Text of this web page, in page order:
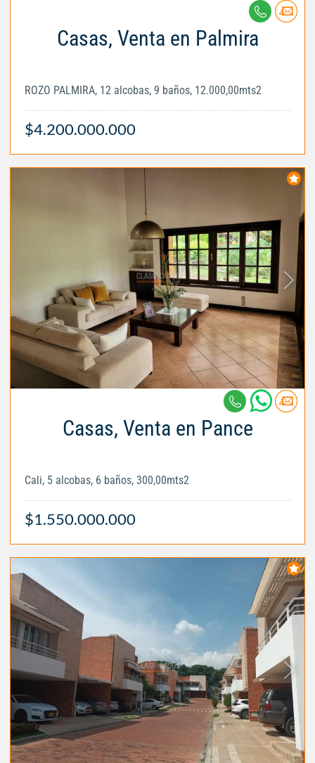
Casas, Venta en Palmira
ROZO PALMIRA, 12 alcobas, 9 baños, 12.000,00mts2
$4.200.000.000
Casas, Venta en Pance
Cali, 5 alcobas, 6 baños, 300,00mts2
$1.550.000.000